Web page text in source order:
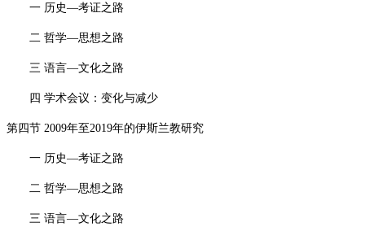
一 历史—考证之路
二 哲学—思想之路
三 语言—文化之路
四 学术会议：变化与减少
第四节 2009年至 2019年的伊斯兰教研究
一 历史—考证之路
二 哲学—思想之路
三 语言—文化之路